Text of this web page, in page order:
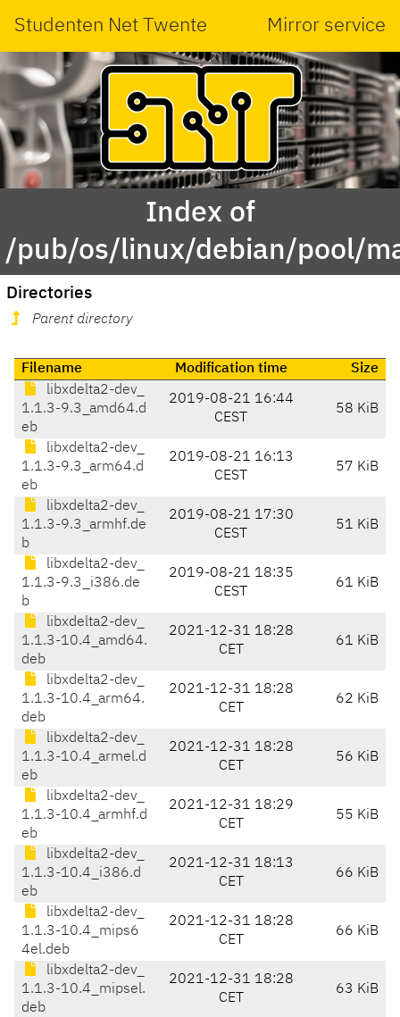
Studenten Net Twente Mirror service
Index of
/pub/os/linux/debian/pool/
Directories
Parent directory
Filename Modification time
Size
libxdelta2-dev_
1.1.3-9.3_amd64.d
eb
2019-08-21 16:44
CEST
58 KiB
libxdelta2-dev_
1.1.3-9.3_arm64.d
eb
2019-08-21 16:13
CEST
57 KiB
libxdelta2-dev_
1.1.3-9.3_armhf.de
b
2019-08-21 17:30
CEST
51 KiB
libxdelta2-dev_
1.1.3-9.3_i386.de
b
2019-08-21 18:35
CEST
61 KiB
libxdelta2-dev_
1.1.3-10.4_amd64.
deb
2021-12-31 18:28
CET
61 KiB
libxdelta2-dev_
1.1.3-10.4_arm64.
deb
2021-12-31 18:28
CET
62 KiB
libxdelta2-dev_
1.1.3-10.4_armel.d
eb
2021-12-31 18:28
CET
56 KiB
libxdelta2-dev_
1.1.3-10.4_armhf.d
eb
2021-12-31 18:29
CET
55 KiB
libxdelta2-dev_
1.1.3-10.4_i386.d
eb
2021-12-31 18:13
CET
66 KiB
libxdelta2-dev_
1.1.3-10.4_mips6
4el.deb
2021-12-31 18:28
CET
66 KiB
libxdelta2-dev_
1.1.3-10.4_mipsel.
deb
2021-12-31 18:28
CET
63 KiB